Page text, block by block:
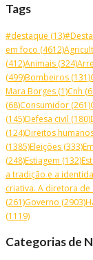
Tags
#destaque (13)
em foco (4612)
(412)Animais (324)
(499)Bombeiros (131)
Mara Borges (1)Cnh
(68)Consumidor (261)
(145)Defesa civil (180)
(124)Direitos
(1385)Eleições (333)
(248)Estiagem (132)
a tradição e a
criativa. A diretora
(261)Governo (2903)
(1119)
Categorias de